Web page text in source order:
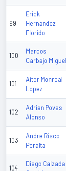
99
Erick
Hernandez
Florido
100
Marcos
Carbajo Miguel
101
Aitor Monreal
Lopez
102
Adrian Poves
Alonso
103
Andre Risco
Peralta
104
Diego Calzada